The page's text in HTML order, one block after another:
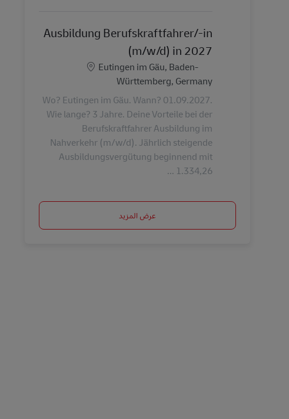
Ausbildung Berufskraftfahrer/-in
(m/w/d) in 2027
الموقع
Eutingen im Gäu, Baden-
Württemberg, Germany
Wo? Eutingen im Gäu. Wann? 01.09.2027.
Wie lange? 3 Jahre. Deine Vorteile bei der
Berufskraftfahrer Ausbildung im
Nahverkehr (m/w/d). Jährlich steigende
Ausbildungsvergütung beginnend mit
1.334,26 ...
عرض المزيد